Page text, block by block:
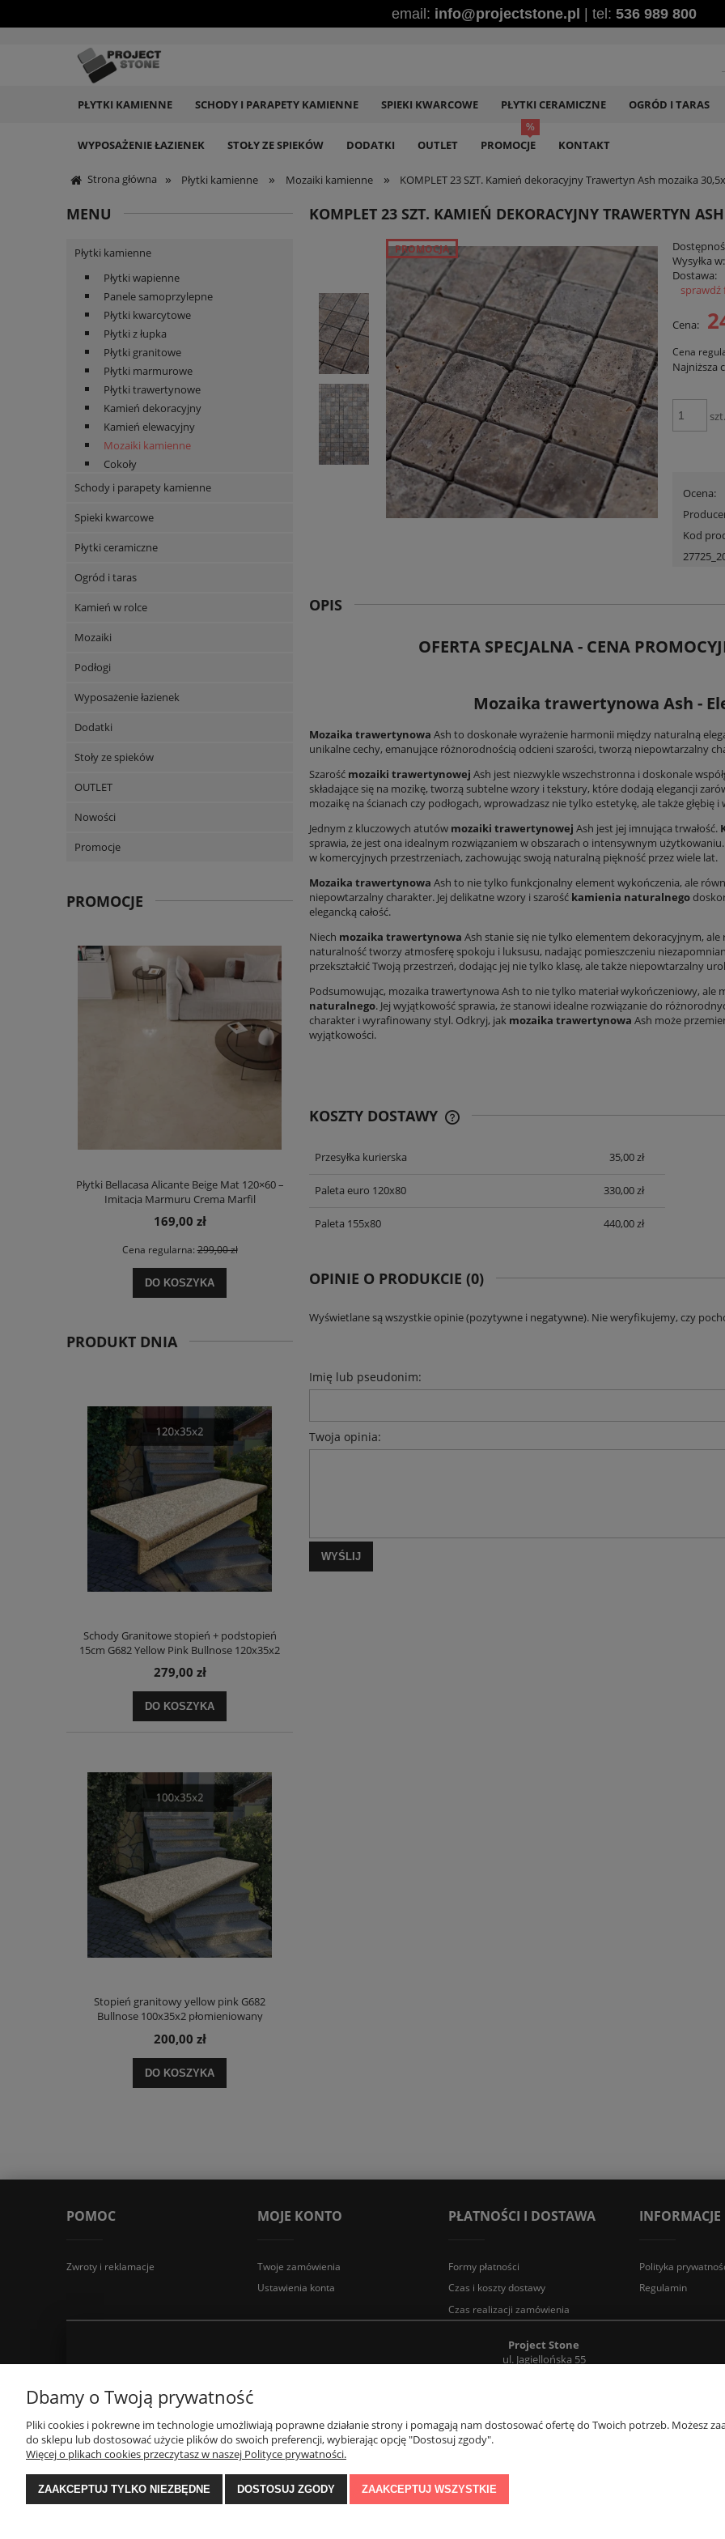
email: info@projectstone.pl | tel: 536 989 800
PŁYTKI KAMIENNE SCHODY I PARAPETY KAMIENNE SPIEKI KWARCOWE PŁYTKI CERAMICZNE OGRÓD I TARAS
WYPOSAŻENIE ŁAZIENEK STOŁY ZE SPIEKÓW DODATKI OUTLET PROMOCJE KONTAKT
Strona główna » Płytki kamienne » Mozaiki kamienne » KOMPLET 23 SZT. Kamień dekoracyjny Trawertyn Ash mozaika
MENU
Płytki kamienne
Płytki wapienne
Panele samoprzylepne
Płytki kwarcytowe
Płytki z łupka
Płytki granitowe
Płytki marmurowe
Płytki trawertynowe
Kamień dekoracyjny
Kamień elewacyjny
Mozaiki kamienne
Cokoły
Schody i parapety kamienne
Spieki kwarcowe
Płytki ceramiczne
Ogród i taras
Kamień w rolce
Mozaiki
Podłogi
Wyposażenie łazienek
Dodatki
Stoły ze spieków
OUTLET
Nowości
Promocje
PROMOCJE
Płytki Bellacasa Alicante Beige Mat 120×60 –
Imitacja Marmuru Crema Marfil
169,00 zł
Cena regularna:299,00 zł
DO KOSZYKA
Spiek kwarcowy imitujący rdzę Lava Corten
100×100 cm 3,5 mm – rustykalna płyta
199,00 zł
DO KOSZYKA
Szart Spiek kwarcowy z białą żyłą
Coverlam Quirinal Gris 120x260 cm
249,00 zł
PRODUKT DNIA
Schody Granitowe stopień + podstopień
15cm G682 Yellow Pink Bullnose 120x35x2
279,00 zł
DO KOSZYKA
Stopień granitowy yellow pink G682
Bullnose 100x35x2 płomieniowany
200,00 zł
DO KOSZYKA
KOMPLET 23 SZT. KAMIEŃ DEKORACYJNY TRAWERTYN
PROMOCJA
Wysyłka w:
Dostawa:
Cena:
Cena
Najniższa
szt.
Ocena:
Kod
OPIS
OFERTA SPECJALNA - CENA
Mozaika trawertynowa Ash -
Mozaika trawertynowa Ash to doskonałe wyrażenie harmonii między naturalną
unikalne cechy, emanujące różnorodnością odcieni szarości, tworzą niepowtarzalny
Szarość mozaiki trawertynowej Ash jest niezwykle wszechstronna i doskonale
składające się na mozikę, tworzą subtelne wzory i tekstury, które dodają elegancji
mozaikę na ścianach czy podłogach, wprowadzasz nie tylko estetykę, ale także
Jednym z kluczowych atutów mozaiki trawertynowej Ash jest jej imnująca trwałość.
sprawia, że jest ona idealnym rozwiązaniem w obszarach o intensywnym
w komercyjnych przestrzeniach, zachowując swoją naturalną piękność przez wiele lat.
Mozaika trawertynowa Ash to nie tylko funkcjonalny element wykończenia, ale
niepowtarzalny charakter. Jej delikatne wzory i szarość kamienia naturalnego
elegancką całość.
Niech mozaika trawertynowa Ash stanie się nie tylko elementem dekoracyjnym,
naturalność tworzy atmosferę spokoju i luksusu, nadając pomieszczeniu
przekształcić Twoją przestrzeń, dodając jej nie tylko klasę, ale także niepowtarzalny
Podsumowując, mozaika trawertynowa Ash to nie tylko materiał wykończeniowy, ale
naturalnego. Jej wyjątkowość sprawia, że stanowi idealne rozwiązanie do
charakter i wyrafinowany styl. Odkryj, jak mozaika trawertynowa Ash może
wyjątkowości.
KOSZTY DOSTAWY
CENA NIE ZAWIERA EWENTUALNYCH
Przesyłka kurierska 35,00 zł
Paleta euro 120x80 330,00 zł
Paleta 155x80 440,00 zł
OPINIE O PRODUKCIE (0)
Wyświetlane są wszystkie opinie (pozytywne i negatywne). Nie weryfikujemy, czy
Imię lub pseudonim:
Twoja opinia:
WYŚLIJ
POMOC
Zwroty i reklamacje
MOJE KONTO
Twoje zamówienia
Ustawienia konta
PŁATNOŚCI I DOSTAWA
Formy płatności
Czas i koszty dostawy
Czas realizacji zamówienia
INFORMACJE
Polityka
Regulamin
Project Stone
ul. Jagiellońska 55
Dbamy o Twoją prywatność
Pliki cookies i pokrewne im technologie umożliwiają poprawne działanie strony i pomagają nam dostosować ofertę do Twoich potrzeb. Możesz
do sklepu lub dostosować użycie plików do swoich preferencji, wybierając opcję "Dostosuj zgody".
Więcej o plikach cookies przeczytasz w naszej Polityce prywatności.
ZAAKCEPTUJ TYLKO NIEZBĘDNE DOSTOSUJ ZGODY ZAAKCEPTUJ WSZYSTKIE